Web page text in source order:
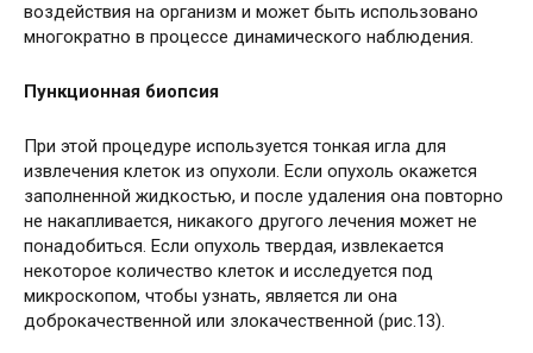
воздействия на организм и может быть использовано
многократно в процессе динамического наблюдения.
Пункционная биопсия
При этой процедуре используется тонкая игла для
извлечения клеток из опухоли. Если опухоль окажется
заполненной жидкостью, и после удаления она повторно
не накапливается, никакого другого лечения может не
понадобиться. Если опухоль твердая, извлекается
некоторое количество клеток и исследуется под
микроскопом, чтобы узнать, является ли она
доброкачественной или злокачественной (рис.13).